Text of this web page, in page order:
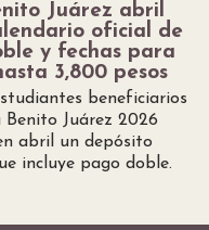
Juárez abril
oficial de
y fechas para
3,800 pesos
beneficiarios
Benito Juárez 2026
abril un depósito
incluye pago doble.